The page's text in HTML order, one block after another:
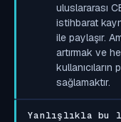
uluslararası
istihbarat
ile paylaşır.
artırmak ve
kullanıcıların
sağlamaktır.
Yanlışlıkla bu